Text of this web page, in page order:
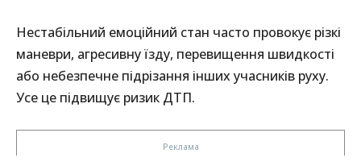
Нестабільний емоційний стан часто провокує різкі
маневри, агресивну їзду, перевищення швидкості
або небезпечне підрізання інших учасників руху.
Усе це підвищує ризик ДТП.